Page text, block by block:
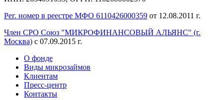
Рег. номер в реестре МФО 6110426000359 от 12.08.2011 г.
Член СРО Союз "МИКРОФИНАНСОВЫЙ АЛЬЯНС" (г.
Москва) с 07.09.2015 г.
О фонде
Виды микрозаймов
Клиентам
Пресс-центр
Контакты